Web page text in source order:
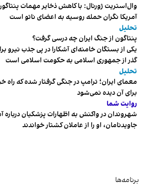
وال‌استریت ژورنال: با کاهش ذخایر مهمات
آمریکا نگران حمله روسیه به اعضای ناتو‌ است
تحلیل
پنتاگون از جنگ ایران چه درسی گرفت؟
یکی از بستگان خامنه‌ای آشکارا در پی جذب نیرو
گذر از جمهوری اسلامی به حکومت اسلامی است
تحلیل
معمای ایران؛ ترامپ در جنگی گرفتار شده که راه
برای آن دیده نمی‌شود
روایت شما
شهروندان در واکنش به اظهارات پزشکیان درباره
جاویدنامان، او را از عاملان کشتار خواندند
برنامه‌ها